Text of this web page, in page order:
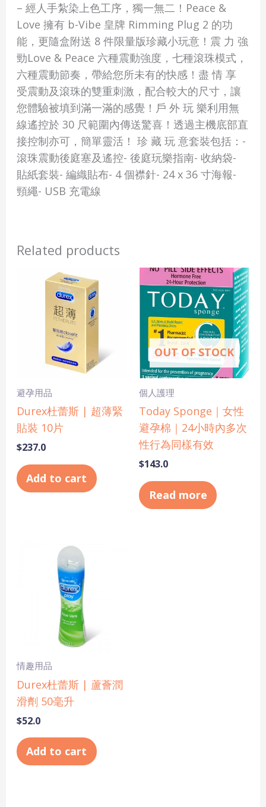
– 經人手紮染上色工序，獨一無二！Peace &
Love 擁有 b-Vibe 皇牌 Rimming Plug 2 的功
能，更隨盒附送 8 件限量版珍藏小玩意！震 力 強
勁Love & Peace 六種震動強度，七種滾珠模式，
六種震動節奏，帶給您所未有的快感！盡 情 享
受震動及滾珠的雙重刺激，配合較大的尺寸，讓
您體驗被填到滿一滿的感覺！戶 外 玩 樂利用無
線遙控於 30 尺範圍內傳送驚喜！透過主機底部直
接控制亦可，簡單靈活！ 珍 藏 玩 意套裝包括：-
滾珠震動後庭塞及遙控- 後庭玩樂指南- 收納袋-
貼紙套裝- 編織貼布- 4 個襟針- 24 x 36 寸海報-
頸繩- USB 充電線
Related products
避孕用品
Durex杜蕾斯 | 超薄緊
貼裝 10片
$237.0
Add to cart
OUT OF STOCK
個人護理
Today Sponge｜女性
避孕棉｜24小時內多次
性行為同樣有效
$143.0
Read more
情趣用品
Durex杜蕾斯 | 蘆薈潤
滑劑 50毫升
$52.0
Add to cart